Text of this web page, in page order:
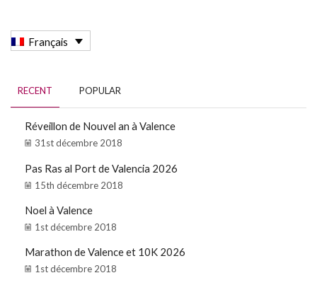
Français
RECENT POPULAR
Réveillon de Nouvel an à Valence
31st décembre 2018
Pas Ras al Port de Valencia 2026
15th décembre 2018
Noel à Valence
1st décembre 2018
Marathon de Valence et 10K 2026
1st décembre 2018